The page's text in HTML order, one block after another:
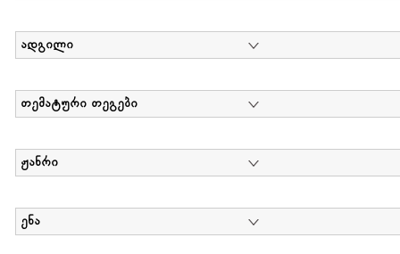
ადგილი
თემატური თეგები
ჟანრი
ენა